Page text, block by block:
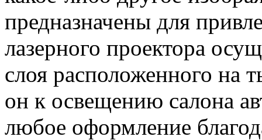
предназначены для
лазерного проектора
слоя расположенного на
он к освещению салона
любое оформление